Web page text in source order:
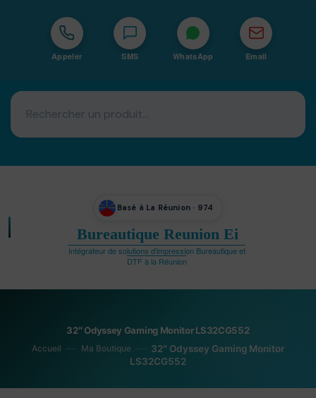
Appeler SMS WhatsApp Email
Basé à La Réunion · 974
Bureautique Reunion Ei
Intégrateur de solutions d'impression Bureautique et
DTF à la Réunion
32″ Odyssey Gaming Monitor LS32CG552
Accueil Ma Boutique
32″ Odyssey Gaming Monitor
LS32CG552